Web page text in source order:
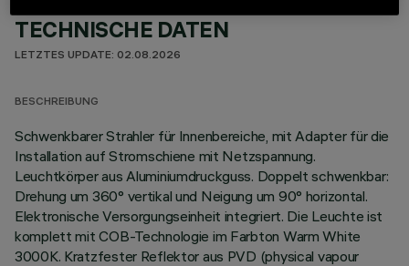
TECHNISCHE DATEN
LETZTES UPDATE: 02.08.2026
BESCHREIBUNG
Schwenkbarer Strahler für Innenbereiche, mit Adapter für die
Installation auf Stromschiene mit Netzspannung.
Leuchtkörper aus Aluminiumdruckguss. Doppelt schwenkbar:
Drehung um 360° vertikal und Neigung um 90° horizontal.
Elektronische Versorgungseinheit integriert. Die Leuchte ist
komplett mit COB-Technologie im Farbton Warm White
3000K. Kratzfester Reflektor aus PVD (physical vapour